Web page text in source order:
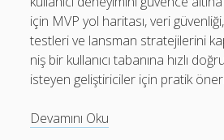
için MVP yol haritası, veri
testleri ve lansman stratejilerini
niş bir kullanıcı tabanına hızlı
isteyen geliştiriciler için pratik
Devamını Oku